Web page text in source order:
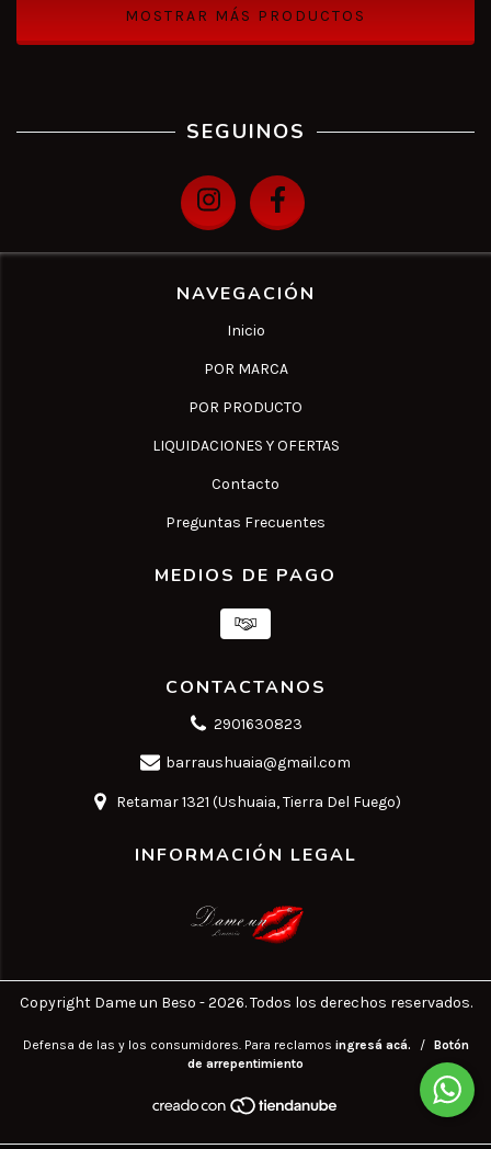
MOSTRAR MÁS PRODUCTOS
SEGUINOS
NAVEGACIÓN
Inicio
POR MARCA
POR PRODUCTO
LIQUIDACIONES Y OFERTAS
Contacto
Preguntas Frecuentes
MEDIOS DE PAGO
CONTACTANOS
2901630823
barraushuaia@gmail.com
Retamar 1321 (Ushuaia, Tierra Del Fuego)
INFORMACIÓN LEGAL
Copyright Dame un Beso - 2026. Todos los derechos reservados.
Defensa de las y los consumidores. Para reclamos ingresá acá. /
Botón
de arrepentimiento